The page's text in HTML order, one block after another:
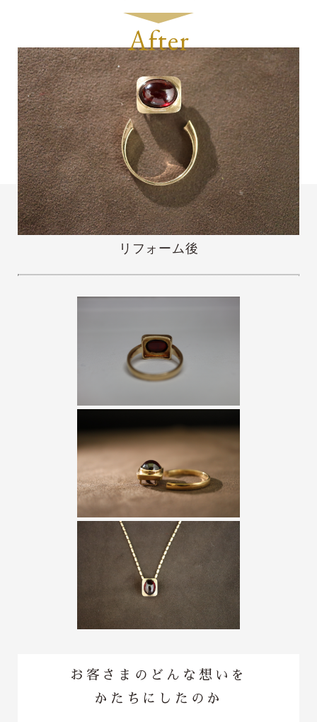
After
リフォーム後
お客さまのどんな想いを
かたちにしたのか